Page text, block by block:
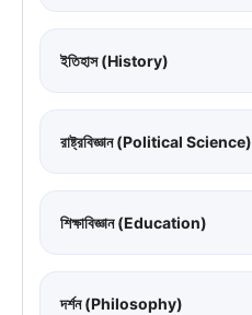
ইতিহাস (History)
রাষ্ট্রবিজ্ঞান (Political Science)
শিক্ষাবিজ্ঞান (Education)
দর্শন (Philosophy)